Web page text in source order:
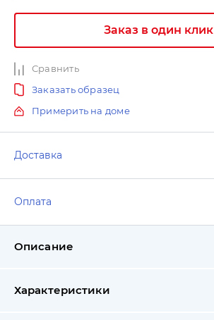
Заказ в один клик
Сравнить
Заказать образец
Примерить на доме
Доставка
Оплата
Описание
Характеристики